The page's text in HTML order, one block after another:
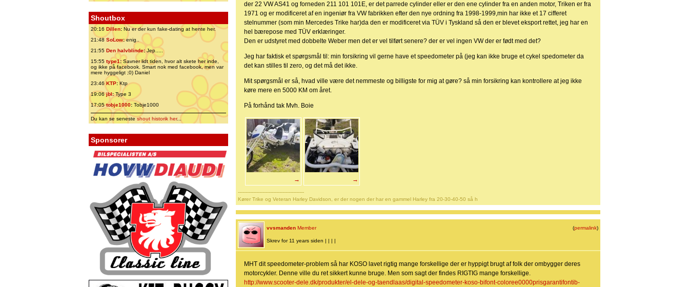
Shoutbox
20:16 Dillen: Nu er der kun fake-dating at hente her.
21:48 SoLow:enig..
21:55 Den halvblinde:Jep.....
15:55 type1:Savner lidt tiden, hvor alt skete her inde,
og ikke på facebook. Smart nok med facebook, men var
mere hyggeligt ;0) Daniel
23:46 KTP:Ktp
19:06jbl:Type 3
17:05tobje1000: Tobje1000
Du kan se senesteshout historik her...
Sponsorer
der 22 VW AS41 og forneden 211 101 101E, er det parrede cylinder eller er den ene cylinder fra en anden motor, Triken er fra
1971 og er modificeret af en ingeniør fra VW fabrikken efter den nye ordning fra 1998-1999,min har ikke et 17 cifferet
stelnummer (som min Mercedes Trike har)da den er modificeret via TÜV i Tyskland så den er blevet eksport rettet, jeg har en
hel bærepose med TÜV erklæringer.
Den er udstyret med dobbelte Weber men det er vel tilført senere? der er vel ingen VW der er født med det?
Jeg har faktisk et spørgsmål til: min forsikring vil gerne have et speedometer på (jeg kan ikke bruge et cykel spedometer da
det kan stilles til zero, og det må det ikke.
Mit spørgsmål er så, hvad ville være det nemmeste og billigste for mig at gøre? så min forsikring kan kontrollere at jeg ikke
køre mere en 5000 KM om året.
På forhånd tak Mvh. Boie
→ →
-------------------------------------------
Kører Trike og Veteran Harley Davidson, er der nogen der har en gammel Harley fra 20-30-40-50 så h
(permalink)
vvsmanden Member
Skrev for 11 years siden | | | |
MHT dit speedometer-problem så har KOSO lavet rigtig mange forskellige der er hyppigt brugt af folk der ombygger deres
motorcykler. Denne ville du ret sikkert kunne bruge. Men som sagt der findes RIGTIG mange forskellige.
http://www.scooter-dele.dk/produkter/el-dele-og-taendlaas/digital-speedometer-koso-bifont-coloree0000prisgarantifontib-